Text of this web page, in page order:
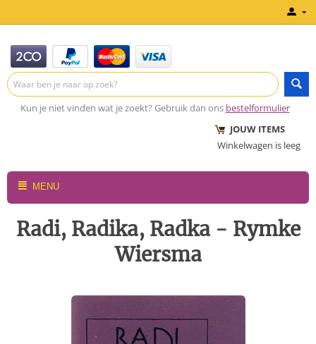
Kun je niet vinden wat je zoekt? Gebruik dan ons bestelformulier
JOUW ITEMS
Winkelwagen is leeg
MENU
Radi, Radika, Radka - Rymke
Wiersma